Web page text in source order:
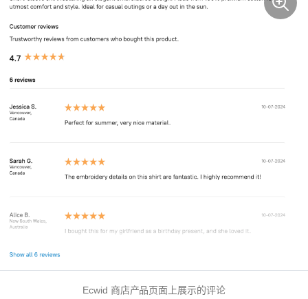
Ecwid 商店产品页面上展示的评论